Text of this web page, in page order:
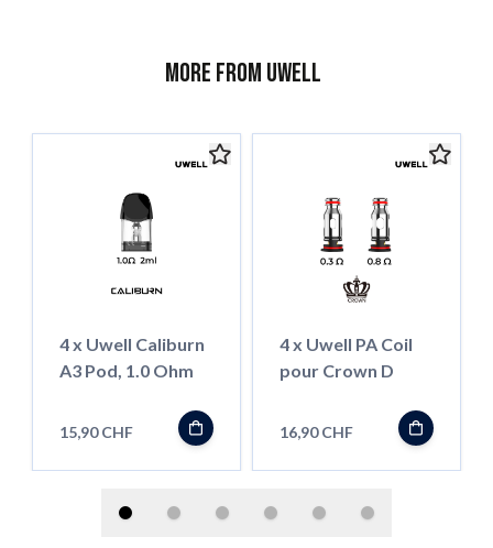
More from Uwell
4 x Uwell Caliburn
A3 Pod, 1.0 Ohm
15,90 CHF
4 x Uwell PA Coil
pour Crown D
16,90 CHF